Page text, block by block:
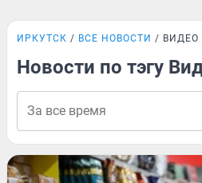
ИРКУТСК ВСЕ НОВОСТИ ВИДЕО
Новости по тэгу